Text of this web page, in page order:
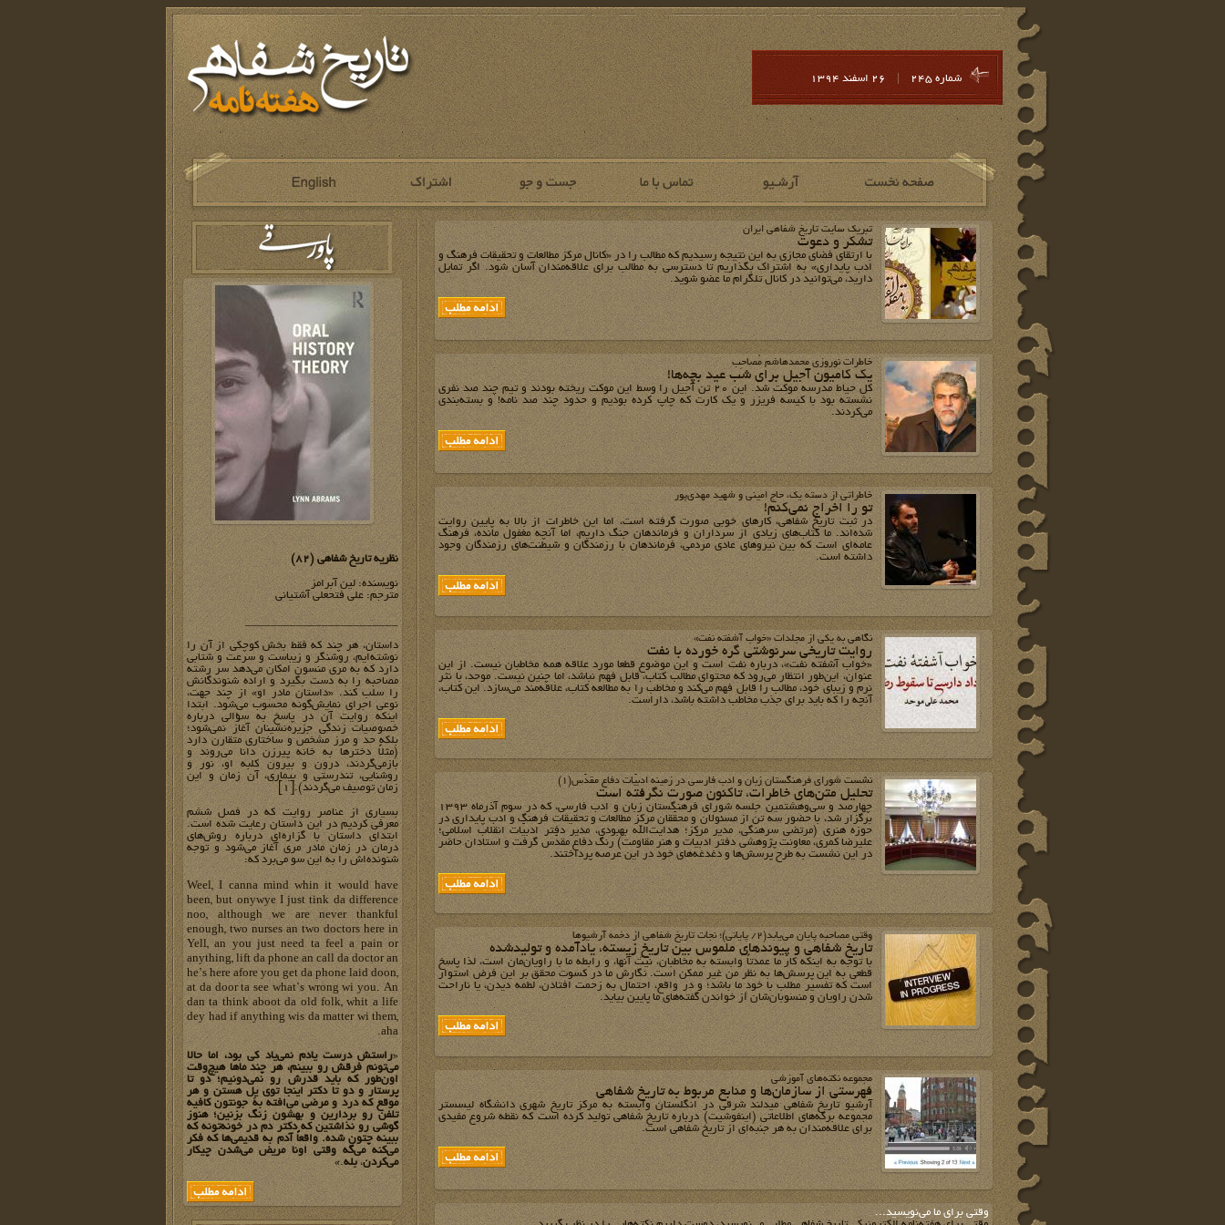
شماره 245
تبریک سایت تاریخ شفاهی ایران
تشکر و دعوت
با ارتقای فضای مجازی به این نتیجه رسیدیم که مطالب را در «کانال مرکز مطالعات و تحقیقات فرهنگ و
ادب پایداری» به اشتراک بگذاریم تا دسترسی به مطالب برای علاقه‌مندان آسان شود. اگر تمایل
دارید، می‌توانید در کانال تلگرام ما عضو شوید.
خاطرات نوروزی محمدهاشم مُصاحِب
یک کامیون آجیل برای شب عید بچه‌‌ها!
کل حیاط مدرسه موکت شد. این 20 تن آجیل را وسط این موکت ریخته بودند و تیم چند صد نفری
نشسته بود با کیسه فریزر و یک کارت که چاپ کرده بودیم و حدود چند صد نامه! و بسته‌بندی
می‌کردند.
خاطراتی از دسته یک، حاج‌ امینی و شهید مهدی‌پور
تو را اخراج نمی‌کنم!
در ثبت تاریخ شفاهی، کارهای خوبی صورت گرفته است، اما این خاطرات از بالا به پایین روایت
شده‌اند. ما کتاب‌های زیادی از سرداران و فرماندهان جنگ داریم، اما آنچه مغفول مانده، فرهنگ
عامه‌ای است که بین نیروهای عادی مردمی، فرماندهان با رزمندگان و شیطنت‌های رزمندگان وجود
داشته است.
نگاهی به یکی از مجلدات «خواب آشفته نفت»
روایت تاریخی سرنوشتی گره خورده با نفت
«خواب آشفته نفت»، درباره نفت است و این موضوع قطعا مورد علاقه همه مخاطبان نیست. از این
عنوان، این‌طور انتظار می‌رود که محتوای مطالب کتاب، قابل فهم نباشد، اما چنین نیست. موحد، با نثر
نرم و زیبای خود، مطالب را قابل فهم می‌کند و مخاطب را به مطالعه کتاب، علاقه‌مند می‌سازد. این کتاب،
آنچه را که باید برای جذب مخاطب داشته باشد، داراست.
نشست شورای فرهنگستان زبان و ادب فارسی در زمینه ادبیّات دفاع مقدّس(1)
تحلیل متن‌های خاطرات، تاکنون صورت نگرفته است
چهارصد و سی‌وهشتمین جلسه شورای فرهنگستان زبان و ادب فارسی، که در سوم آذرماه 1393
برگزار شد، با حضور سه تن از مسئولان و محقّقان مرکز مطالعات و تحقیقات فرهنگ و ادب پایداری در
حوزه‌ هنری (مرتضی سرهنگی، مدیر مرکز؛ هدایت‌الله بهبودی، مدیر دفتر ادبیّات انقلاب اسلامی؛
علیرضا کمری، معاونت پژوهشی دفتر ادبیّات و هنر مقاومت) رنگ دفاع مقدّس گرفت و استادان حاضر
در این نشست به طرح پرسش‌ها و دغدغه‌های خود در این عرصه پرداختند.
وقتی مصاحبه پایان می‌یابد(2/ پایانی)؛ نجات تاریخ شفاهی از دخمه آرشیوها
تاریخ شفاهی و پیوندهای ملموس بین تاریخِ زیسته، یادآمده و تولیدشده
با توجه به اینکه کار ما عمدتاً وابسته به مخاطبان، نیت آنها، و رابطه ما با راویان‌مان است، لذا پاسخ
قطعی به این پرسش‌ها به نظر من غیر ممکن است. نگارش ما در کسوت محقق بر این فرض استوار
است که تفسیر مطلب با خودِ‌ ما باشد؛ و در واقع، احتمال به زحمت افتادن، لطمه دیدن، یا ناراحت
شدن راویان و منسوبان‌شان از خواندن گفته‌‌های ما پایین بیاید.
مجموعه نکته‌های آموزشی
فهرستی از سازمان‌ها و منابع مربوط به تاریخ شفاهی
آرشیو تاریخ شفاهی میدلند شرقی در انگلستان وابسته به مرکز تاریخ شهری دانشگاه لیسستر
مجموعه برگه‌های اطلاعاتی (اینفوشیت) درباره تاریخ شفاهی تولید کرده است که نقطه شروع مفیدی
برای علاقه‌مندان به هر جنبه‌ای از تاریخ شفاهی است.
وقتي براي ما مي‌نويسيد...
نظریه تاریخ شفاهی (82)
نویسنده: لین آبرامز
مترجم: علی فتحعلی آشتیانی
________________________
داستان، هر چند که فقط بخش کوچکی از آن را
نوشته‌ایم، روشنگر و زیباست و سرعت و شتابی
دارد که به مری منسون امکان می‌دهد سر رشته
مصاحبه را به دست بگیرد و اراده شنوندگانش
را سلب کند. «داستان مادر او» از چند جهت،
نوعی اجرای نمایش‌گونه محسوب می‌شود. ابتدا
اینکه روایت آن در پاسخ به سؤالی درباره
خصوصیات زندگی جزیره‌نشینان آغاز نمی‌شود؛
بلکه حد و مرز مشخص و ساختاری متقارن دارد
(مثلاً‌ دخترها به خانه پیرزن دانا می‌روند و
بازمی‌گردند، درون و بیرون کلبه او، نور و
روشنایی، تندرستی و بیماری، آن زمان و این
زمان توصیف می‌گردند).[1]
بسیاری از عناصر روایت که در فصل ششم
معرفی کردیم در این داستان رعایت شده است.
ابتدای داستان با گزاره‌ای درباره روش‌های
درمان در زمان مادر مری آغاز می‌شود و توجه
شنونده‌اش را به این سو می‌برد که:
Weel, I canna mind whin it would have
been, but onywye I just tink da difference
noo, although we are never thankful
enough, two nurses an two doctors here in
Yell, an you just need ta feel a pain or
anything, lift da phone an call da doctor an
he’s here afore you get da phone laid doon,
at da door ta see what’s wrong wi you. An
dan ta think aboot da old folk, whit a life
dey had if anything wis da matter wi them,
aha.
«راستش درست یادم نمی‌یاد کی بود، اما حالا
می‌تونم فرقش رو ببینم، هر چند ماها هیچ‌وقت
اون‌طور که باید قدرش رو نمی‌دونیم؛ دو تا
پرستار و دو تا دکتر اینجا توی یِل هستن و هر
موقع که درد و مرضی می‌افته به جونتون کافیه
تلفن رو بردارین و بهشون زنگ بزنین؛ هنوز
گوشی رو نذاشتین که دکتر دم در خونه‌تونه که
ببینه چتون شده. واقعاً آدم به قدیمی‌ها که فکر
می‌کنه می‌گه وقتی اونا مریض می‌شدن چیکار
می‌کردن، بله.»